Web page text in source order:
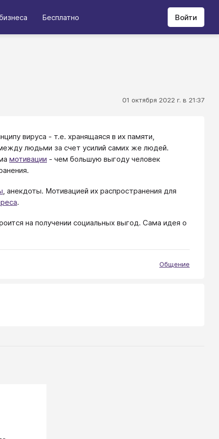
Бесплатно Войти
01 октября 2022 г. в 21:37
вируса - т.е. хранящаяся в их памяти,
людьми за счет усилий самих же людей.
мотивации - чем большую выгоду человек
, анекдоты. Мотивацией их распространения для
.
на получении социальных выгод. Сама идея о
Общение